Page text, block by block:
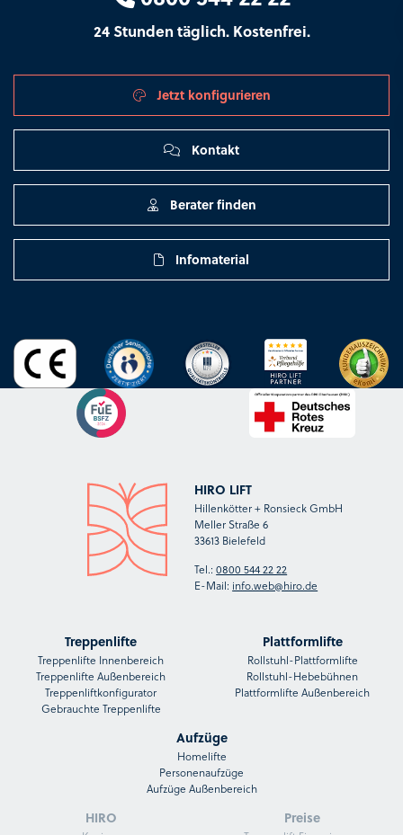
24 Stunden täglich. Kostenfrei.
Jetzt konfigurieren
Kontakt
Berater finden
Infomaterial
HIRO LIFT
Hillenkötter + Ronsieck GmbH
Meller Straße 6
33613 Bielefeld
Tel.:0800 544 22 22
E-Mail: info.web@hiro.de
Treppenlifte
Treppenlifte Innenbereich
Treppenlifte Außenbereich
Treppenliftkonfigurator
Gebrauchte Treppenlifte
Plattformlifte
Rollstuhl-Plattformlifte
Rollstuhl-Hebebühnen
Plattformlifte Außenbereich
Aufzüge
Homelifte
Personenaufzüge
Aufzüge Außenbereich
HIRO Preise